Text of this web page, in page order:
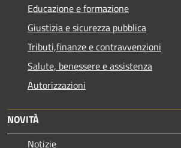
Educazione e formazione
Giustizia e sicurezza pubblica
Tributi,finanze e contravvenzioni
Salute, benessere e assistenza
Autorizzazioni
NOVITÀ
Notizie